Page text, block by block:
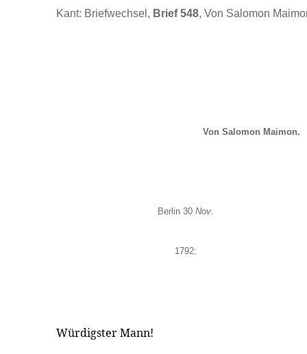
Kant: Briefwechsel, Brief 548, Von Salomon
Von Salomon Maimon.
Berlin 30 Nov.
1792:
Würdigster Mann!